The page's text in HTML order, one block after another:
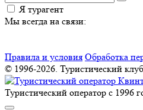
Я турагент
Мы всегда на связи:
Правила и условия Обработка
© 1996-2026. Туристический
Туристический оператор с 1996